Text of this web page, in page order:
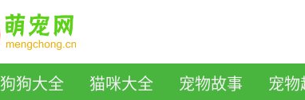
狗狗大全 猫咪大全 宠物故事 宠物